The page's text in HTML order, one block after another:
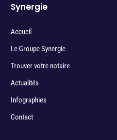
Synergie
Accueil
Le Groupe Synergie
Trouver votre notaire
Actualités
Infographies
Contact